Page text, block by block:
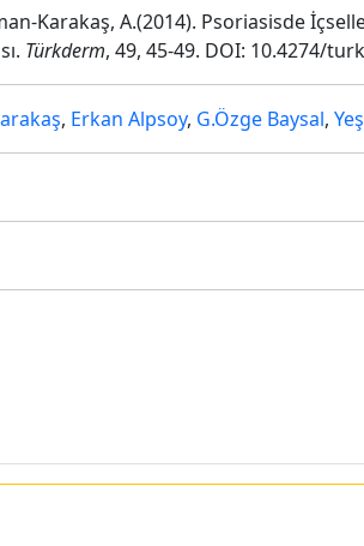
Karakaş, A.(2014). Psoriasisde
Türkderm, 49, 45-49. DOI: 10.4274/
, Erkan Alpsoy, G.Özge Baysal,